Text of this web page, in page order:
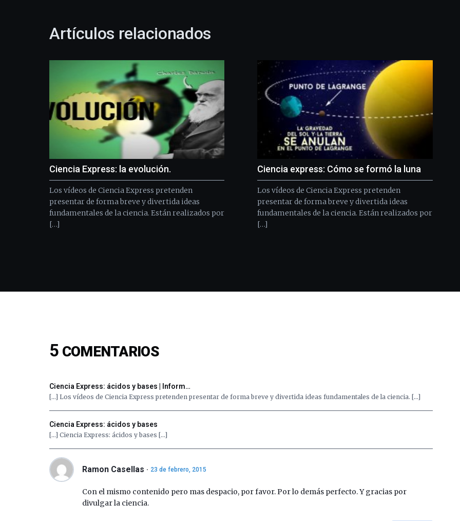
Artículos relacionados
Ciencia Express: la evolución.
Los vídeos de Ciencia Express pretenden
presentar de forma breve y divertida ideas
fundamentales de la ciencia. Están realizados por
[…]
Ciencia express: Cómo se formó la luna
Los vídeos de Ciencia Express pretenden
presentar de forma breve y divertida ideas
fundamentales de la ciencia. Están realizados por
[…]
5 COMENTARIOS
Ciencia Express: ácidos y bases | Inform…
[…] Los vídeos de Ciencia Express pretenden presentar de forma breve y divertida ideas fundamentales de la ciencia. […]
Ciencia Express: ácidos y bases
[…] Ciencia Express: ácidos y bases […]
Ramon Casellas 23 de febrero, 2015
Con el mismo contenido pero mas despacio, por favor. Por lo demás perfecto. Y gracias por
divulgar la ciencia.